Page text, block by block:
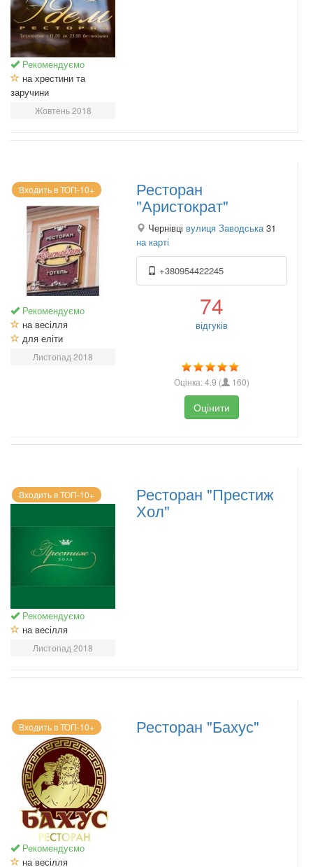
Рекомендуємо
на хрестини та
заручини
Жовтень 2018
Входить в ТОП-10+
Рекомендуємо
на весілля
для еліти
Листопад 2018
Ресторан
"Аристократ"
Чернівці вулиця Заводська31
на карті
+380954422245
74
відгуків
Оцінка:4.9 ( 160)
Оцінити
Входить в ТОП-10+
Рекомендуємо
на весілля
Листопад 2018
Ресторан "Престиж
Хол"
Входить в ТОП-10+
Рекомендуємо
на весілля
Ресторан "Бахус"